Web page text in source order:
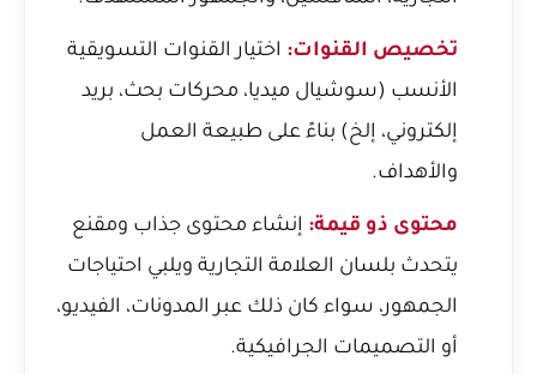
تخصيص القنوات: اختيار القنوات التسويقية
الأنسب (سوشيال ميديا، محركات بحث، بريد
إلكتروني، إلخ) بناءً على طبيعة العمل
والأهداف.
محتوى ذو قيمة: إنشاء محتوى جذاب ومقنع
يتحدث بلسان العلامة التجارية ويلبي احتياجات
الجمهور، سواء كان ذلك عبر المدونات، الفيديو،
أو التصميمات الجرافيكية.